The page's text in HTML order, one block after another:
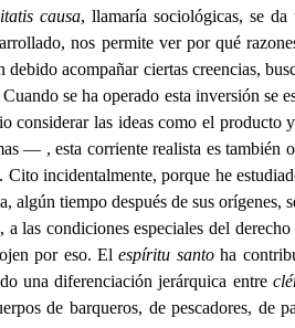
causa, llamaría sociológicas, se da
nos permite ver por qué
acompañar ciertas creencias,
se ha operado esta inversión se
considerar las ideas como el producto
— , esta corriente realista es también
Cito incidentalmente, porque he
tiempo después de sus orígenes,
las condiciones especiales del
por eso. Elespíritu santoha
una diferenciación jerárquica entre
de barqueros, de pescadores, de